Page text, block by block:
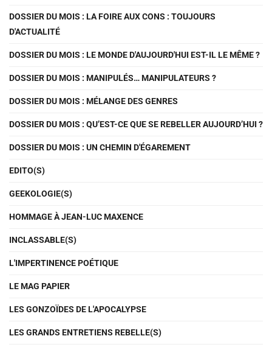
DOSSIER DU MOIS : LA FOIRE AUX CONS : TOUJOURS
D'ACTUALITÉ
DOSSIER DU MOIS : LE MONDE D'AUJOURD'HUI EST-IL LE MÊME ?
DOSSIER DU MOIS : MANIPULÉS… MANIPULATEURS ?
DOSSIER DU MOIS : MÉLANGE DES GENRES
DOSSIER DU MOIS : QU’EST-CE QUE SE REBELLER AUJOURD’HUI ?
DOSSIER DU MOIS : UN CHEMIN D'ÉGAREMENT
EDITO(S)
GEEKOLOGIE(S)
HOMMAGE À JEAN-LUC MAXENCE
INCLASSABLE(S)
L'IMPERTINENCE POÉTIQUE
LE MAG PAPIER
LES GONZOÏDES DE L'APOCALYPSE
LES GRANDS ENTRETIENS REBELLE(S)